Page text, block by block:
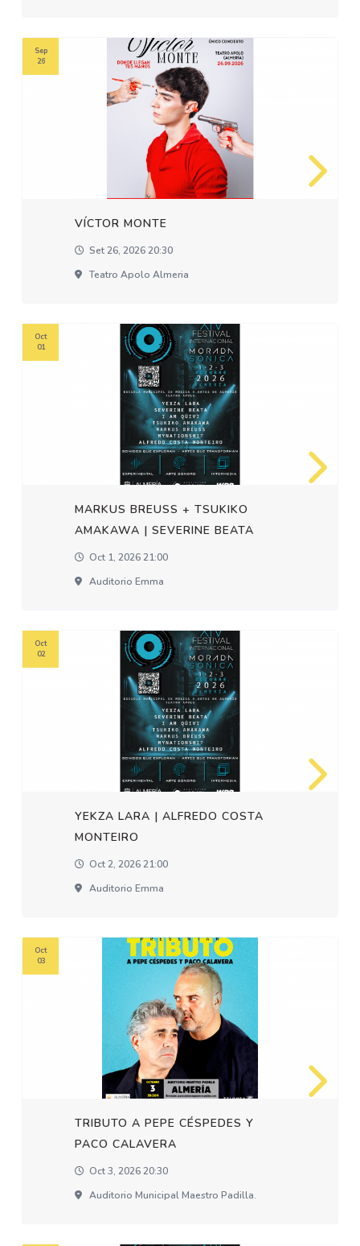
VÍCTOR MONTE
Set 26, 2026 20:30
Teatro Apolo Almeria
Sep
26
MARKUS BREUSS + TSUKIKO
AMAKAWA | SEVERINE BEATA
Oct 1, 2026 21:00
Auditorio Emma
Oct
01
YEKZA LARA | ALFREDO COSTA
MONTEIRO
Oct 2, 2026 21:00
Auditorio Emma
Oct
02
TRIBUTO A PEPE CÉSPEDES Y
PACO CALAVERA
Oct 3, 2026 20:30
Auditorio Municipal Maestro Padilla.
Oct
03